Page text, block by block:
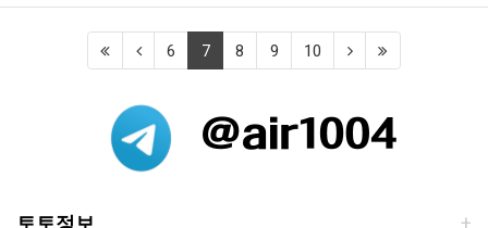
6 7(current)
8 9 10
토토정보